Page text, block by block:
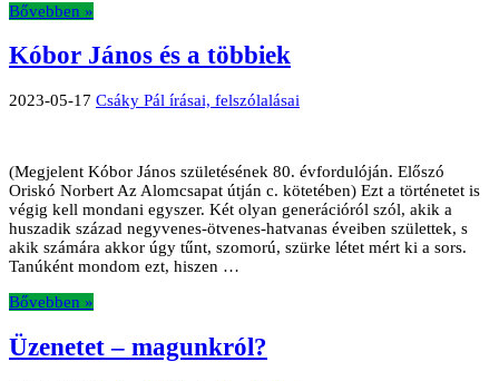
Bővebben »
Kóbor János és a többiek
2023-05-17 Csáky Pál írásai, felszólalásai
(Megjelent Kóbor János születésének 80. évfordulóján. Előszó
Oriskó Norbert Az Alomcsapat útján c. kötetében) Ezt a történetet is
végig kell mondani egyszer. Két olyan generációról szól, akik a
huszadik század negyvenes-ötvenes-hatvanas éveiben születtek, s
akik számára akkor úgy tűnt, szomorú, szürke létet mért ki a sors.
Tanúként mondom ezt, hiszen …
Bővebben »
Üzenetet – magunkról?